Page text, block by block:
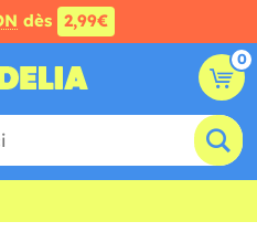
dès 2,99€
0